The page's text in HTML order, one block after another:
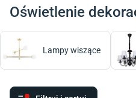
Oświetlenie
Lampy wiszące